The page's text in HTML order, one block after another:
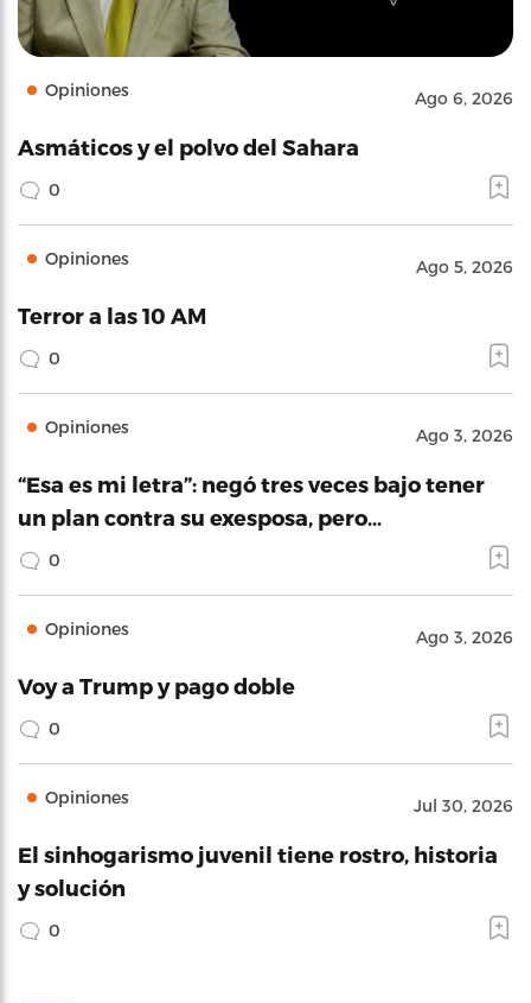
Opiniones Ago 6, 2026
Asmáticos y el polvo del Sahara
0
Opiniones Ago 5, 2026
Terror a las 10 AM
0
Opiniones Ago 3, 2026
“Esa es mi letra”: negó tres veces bajo tener
un plan contra su exesposa, pero…
0
Opiniones Ago 3, 2026
Voy a Trump y pago doble
0
Opiniones Jul 30, 2026
El sinhogarismo juvenil tiene rostro, historia
y solución
0